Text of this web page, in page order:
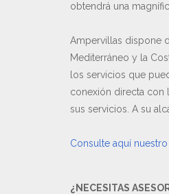
obtendrá una
Ampervillas dispone
Mediterráneo y la
los servicios que
conexión directa con
sus servicios. A su
Consulte aquí
¿NECESITAS